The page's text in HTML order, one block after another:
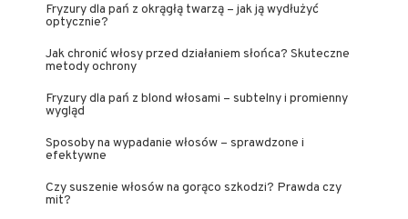
Fryzury dla pań z okrągłą twarzą – jak ją wydłużyć
optycznie?
Jak chronić włosy przed działaniem słońca? Skuteczne
metody ochrony
Fryzury dla pań z blond włosami – subtelny i promienny
wygląd
Sposoby na wypadanie włosów – sprawdzone i
efektywne
Czy suszenie włosów na gorąco szkodzi? Prawda czy
mit?